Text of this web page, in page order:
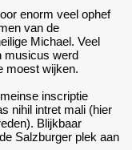
enorm veel ophef
van de
Michael. Veel
musicus werd
moest wijken.
inscriptie
nihil intret mali (hier
Blijkbaar
Salzburger plek aan